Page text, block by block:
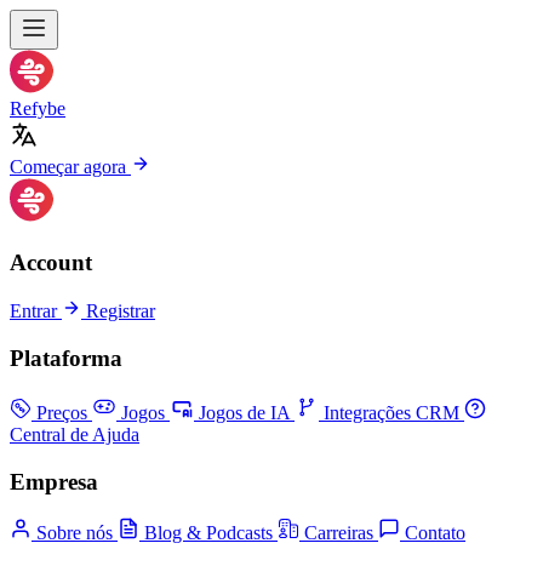
Refybe
Começar agora
Account
Entrar Registrar
Plataforma
Preços Jogos Jogos de IA
Integrações CRM
Central de Ajuda
Empresa
Sobre nós Blog & Podcasts Carreiras Contato